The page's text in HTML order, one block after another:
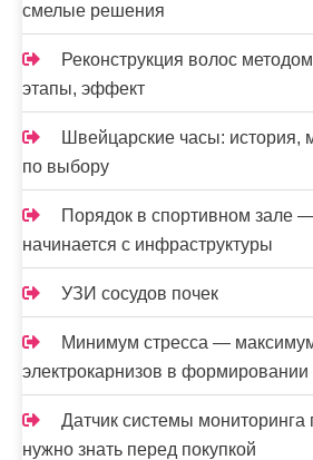
смелые решения
Реконструкция волос
этапы, эффект
Швейцарские часы: история,
по выбору
Порядок в спортивном зале
начинается с инфраструктуры
УЗИ сосудов почек
Минимум стресса —
электрокарнизов в
Датчик системы мониторинга
нужно знать перед покупкой